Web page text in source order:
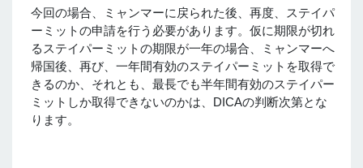
今回の場合、ミャンマーに戻られた後、再度、ステイパ
ーミットの申請を行う必要があります。仮に期限が切れ
るステイパーミットの期限が一年の場合、ミャンマーへ
帰国後、再び、一年間有効のステイパーミットを取得で
きるのか、それとも、最長でも半年間有効のステイパー
ミットしか取得できないのかは、DICAの判断次第とな
ります。